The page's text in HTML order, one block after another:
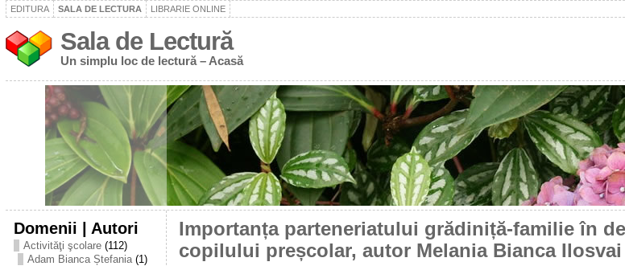
EDITURA SALA DE LECTURA LIBRARIE ONLINE
Sala de Lectură
Un simplu loc de lectură – Acasă
Domenii | Autori
Activităţi şcolare(112)
Adam Bianca Ștefania(1)
Importanța parteneriatului grădiniță-familie în
copilului preșcolar, autor Melania Bianca Ilosvai